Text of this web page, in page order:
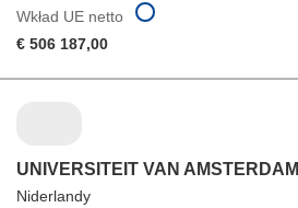
Wkład UE netto
€ 506 187,00
UNIVERSITEIT VAN AMSTERDAM
Niderlandy